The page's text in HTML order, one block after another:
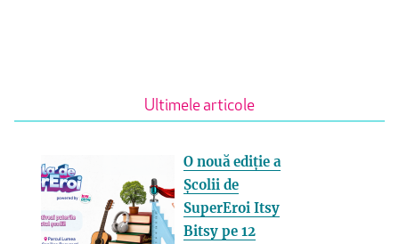
Ultimele articole
O nouă ediție a
Școlii de
SuperEroi Itsy
Bitsy pe 12